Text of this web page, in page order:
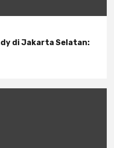
di Jakarta Selatan: